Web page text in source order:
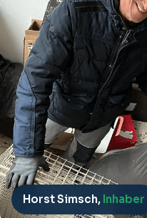
Horst Simsch, Inhaber